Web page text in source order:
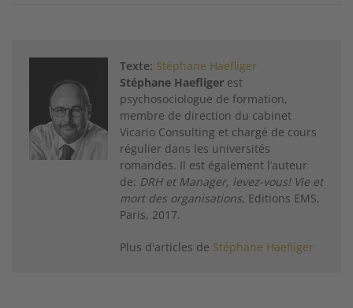
Texte: Stéphane Haefliger
Stéphane Haefliger est
psychosociologue de formation,
membre de direction du cabinet
Vicario Consulting et chargé de cours
régulier dans les universités
romandes. Il est également l’auteur
de: DRH et Manager, levez-vous! Vie et
mort des organisations, Editions EMS,
Paris, 2017.
Plus d'articles de Stéphane Haefliger